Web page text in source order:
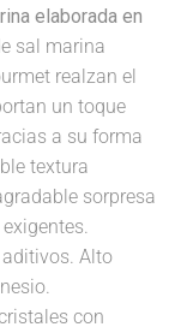
elaborada en
sal marina
realzan el
un toque
a su forma
textura
sorpresa
Alto
con